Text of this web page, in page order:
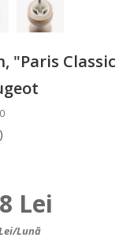
"Paris Classic
Lei
lună